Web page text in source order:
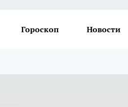
Гороскоп Новости